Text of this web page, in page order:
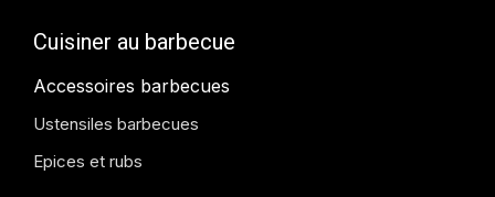
Cuisiner au barbecue
Accessoires barbecues
Ustensiles barbecues
Epices et rubs